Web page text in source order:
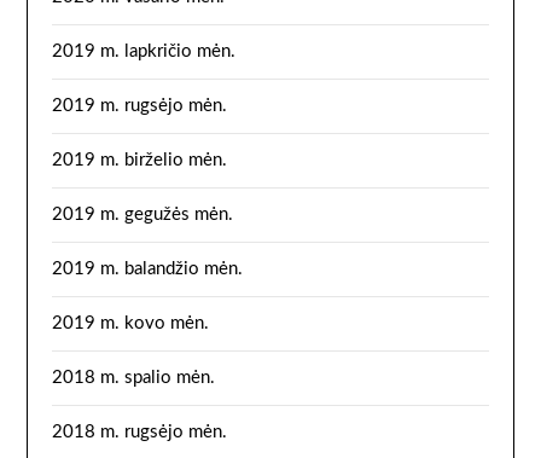
2019 m. lapkričio mėn.
2019 m. rugsėjo mėn.
2019 m. birželio mėn.
2019 m. gegužės mėn.
2019 m. balandžio mėn.
2019 m. kovo mėn.
2018 m. spalio mėn.
2018 m. rugsėjo mėn.